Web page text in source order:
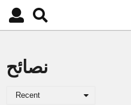
نصائح
Recent